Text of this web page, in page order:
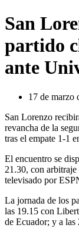
San
partido
ante
17 de marzo
San Lorenzo
revancha de la
tras el empate 1-1
El encuentro se
21.30, con
televisado por
La jornada de los
las 19.15 con
de Ecuador; y a las